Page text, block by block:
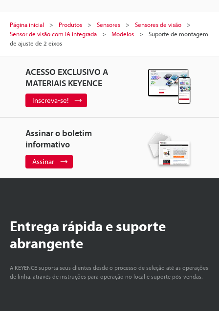
Página inicial Produtos Sensores
Sensores de visão
Sensor de visão com IA integrada
Modelos
Suporte de montagem
de ajuste de 2 eixos
ACESSO EXCLUSIVO A
MATERIAIS KEYENCE
Inscreva-se!
Assinar o boletim
informativo
Assinar
Entrega rápida e suporte
abrangente
A KEYENCE suporta seus clientes desde o processo de seleção até as operações
de linha, através de instruções para operação no local e suporte pós-vendas.